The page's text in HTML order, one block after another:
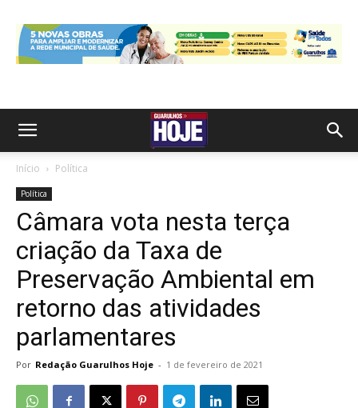
Início Política
Política
Câmara vota nesta terça
criação da Taxa de
Preservação Ambiental em
retorno das atividades
parlamentares
Por Redação Guarulhos Hoje - 1 de fevereiro de 2021